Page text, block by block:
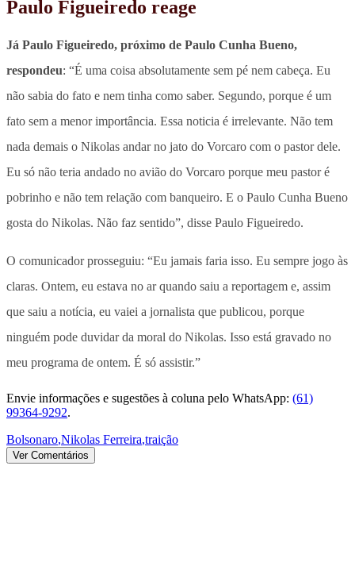
Paulo Figueiredo reage
Já Paulo Figueiredo, próximo de Paulo Cunha Bueno,
respondeu: “É uma coisa absolutamente sem pé nem cabeça. Eu
não sabia do fato e nem tinha como saber. Segundo, porque é um
fato sem a menor importância. Essa noticia é irrelevante. Não tem
nada demais o Nikolas andar no jato do Vorcaro com o pastor dele.
Eu só não teria andado no avião do Vorcaro porque meu pastor é
pobrinho e não tem relação com banqueiro. E o Paulo Cunha Bueno
gosta do Nikolas. Não faz sentido”, disse Paulo Figueiredo.
O comunicador prosseguiu: “Eu jamais faria isso. Eu sempre jogo às
claras. Ontem, eu estava no ar quando saiu a reportagem e, assim
que saiu a notícia, eu vaiei a jornalista que publicou, porque
ninguém pode duvidar da moral do Nikolas. Isso está gravado no
meu programa de ontem. É só assistir.”
Envie informações e sugestões à coluna pelo WhatsApp: (61)
99364-9292.
Bolsonaro,Nikolas Ferreira,traição
Ver Comentários